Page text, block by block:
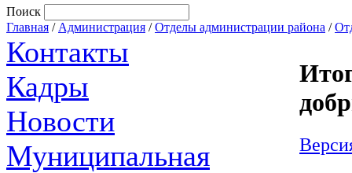
Поиск
Главная / Администрация /Отделы администрации района /
Контакты
Кадры
Новости
Муниципальная